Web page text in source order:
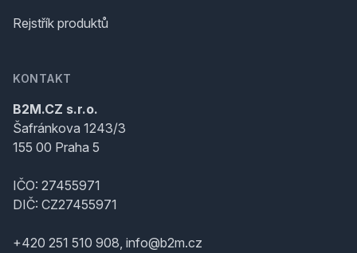
Rejstřík produktů
KONTAKT
B2M.CZ s.r.o.
Šafránkova 1243/3
155 00 Praha 5
IČO: 27455971
DIČ: CZ27455971
+420 251 510 908, info@b2m.cz